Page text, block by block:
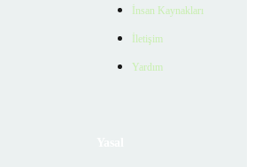
İnsan Kaynakları
İletişim
Yardım